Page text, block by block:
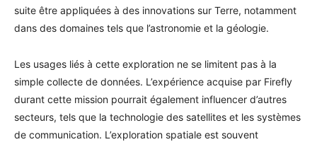
suite être appliquées à des innovations sur Terre, notamment
dans des domaines tels que l’astronomie et la géologie.
Les usages liés à cette exploration ne se limitent pas à la
simple collecte de données. L’expérience acquise par Firefly
durant cette mission pourrait également influencer d’autres
secteurs, tels que la technologie des satellites et les systèmes
de communication. L’exploration spatiale est souvent